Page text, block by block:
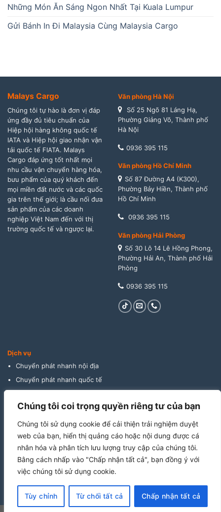
Chúng tôi coi trọng quyền riêng tư của bạn
Chúng tôi sử dụng cookie để cải thiện trải nghiệm duyệt
web của bạn, hiển thị quảng cáo hoặc nội dung được cá
nhân hóa và phân tích lưu lượng truy cập của chúng tôi.
Bằng cách nhấp vào "Chấp nhận tất cả", bạn đồng ý với
việc chúng tôi sử dụng cookie.
Tùy chỉnh Từ chối tất cả Chấp nhận tất cả
Những Món Ăn Sáng Ngon Nhất Tại Kuala Lumpur
Gửi Bánh In Đi Malaysia Cùng Malaysia Cargo
Malays Cargo
Chúng tôi tự hào là đơn vị đáp
ứng đầy đủ tiêu chuẩn của
Hiệp hội hàng không quốc tế
IATA và Hiệp hội giao nhận vận
tải quốc tế FIATA. Malays
Cargo đáp ứng tốt nhất mọi
nhu cầu vận chuyển hàng hóa,
bưu phẩm của quý khách đến
mọi miền đất nước và các quốc
gia trên thế giới; là cầu nối đưa
sản phẩm của các doanh
nghiệp Việt Nam đến với thị
trường quốc tế và ngược lại.
Văn phòng Hà Nội
Số 25 Ngõ 81 Láng Hạ,
Phường Giảng Võ, Thành phố
Hà Nội
0936 395 115
Văn phòng Hồ Chí Minh
Số 87 Đường A4 (K300),
Phường Bảy Hiền, Thành phố
Hồ Chí Minh
0936 395 115
Văn phòng Hải Phòng
Số 30 Lô 14 Lê Hồng Phong,
Phường Hải An, Thành phố Hải
Phòng
0936 395 115
Dịch vụ
Chuyển phát nhanh nội địa
Chuyển phát nhanh quốc tế
Vận tải đường biển
Vận tải đường bộ
Vận tải đường hàng không
Cho thuê kho bãi
Khai báo hải quan